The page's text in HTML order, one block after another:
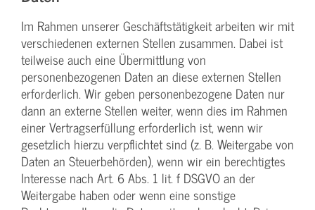
Im Rahmen unserer Geschäftstätigkeit arbeiten wir mit
verschiedenen externen Stellen zusammen. Dabei ist
teilweise auch eine Übermittlung von
personenbezogenen Daten an diese externen Stellen
erforderlich. Wir geben personenbezogene Daten nur
dann an externe Stellen weiter, wenn dies im Rahmen
einer Vertragserfüllung erforderlich ist, wenn wir
gesetzlich hierzu verpflichtet sind (z. B. Weitergabe von
Daten an Steuerbehörden), wenn wir ein berechtigtes
Interesse nach Art. 6 Abs. 1 lit. f DSGVO an der
Weitergabe haben oder wenn eine sonstige